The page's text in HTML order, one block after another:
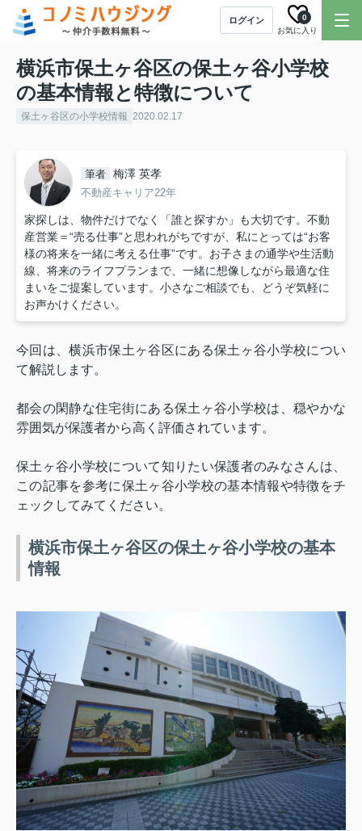
ログイン
お気に入り
0
横浜市保土ヶ谷区の保土ヶ谷小学校
の基本情報と特徴について
保土ヶ谷区の小学校情報 2020.02.17
筆者 梅澤 英孝
不動産キャリア22年
家探しは、物件だけでなく「誰と探すか」も大切です。不動
産営業＝“売る仕事”と思われがちですが、私にとっては“お客
様の将来を一緒に考える仕事”です。お子さまの通学や生活動
線、将来のライフプランまで、一緒に想像しながら最適な住
まいをご提案しています。小さなご相談でも、どうぞ気軽に
お声かけください。
今回は、横浜市保土ヶ谷区にある保土ヶ谷小学校につい
て解説します。
都会の閑静な住宅街にある保土ヶ谷小学校は、穏やかな
雰囲気が保護者から高く評価されています。
保土ヶ谷小学校について知りたい保護者のみなさんは、
この記事を参考に保土ヶ谷小学校の基本情報や特徴をチ
ェックしてみてください。
横浜市保土ヶ谷区の保土ヶ谷小学校の基本
情報